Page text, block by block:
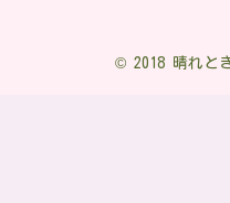
© 2018 晴れと